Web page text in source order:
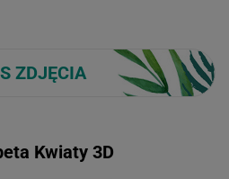
ZDJĘCIA
Kwiaty 3D